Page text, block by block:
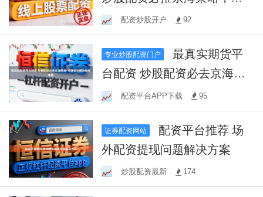
锁投资新姿势
配资炒股开户 92
专业炒股配资门户
最真实期货平
台配资 炒股配资必去京海策
略-专业帮您解决投资难题
配资平台APP下载 95
证券配资网站
外配资提现问题解决方案
炒股配资最新 174